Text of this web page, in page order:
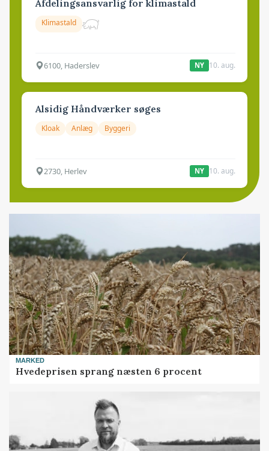
Afdelingsansvarlig for klimastald
Klimastald
6100, Haderslev NY 10. aug.
Alsidig Håndværker søges
Kloak Anlæg Byggeri
2730, Herlev NY 10. aug.
MARKED
Hvedeprisen sprang næsten 6 procent